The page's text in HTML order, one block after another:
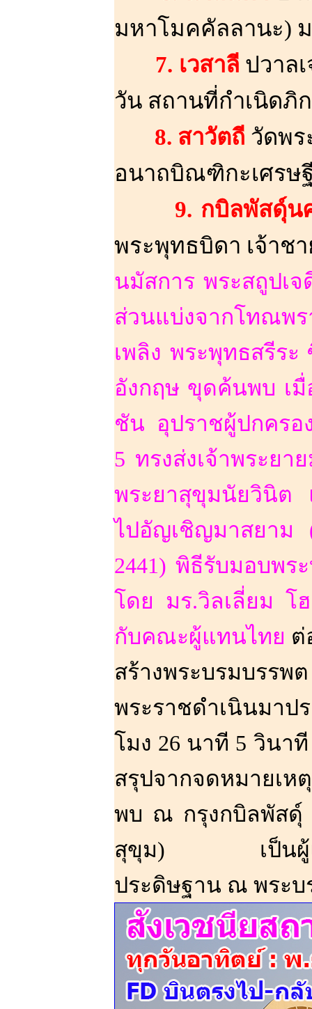
มหาโมคคัลลานะ)
7. เวสาลี ปวาล
วัน สถานที่กำเนิดภิ
8. สาวัตถี วัดพร
อนาถบิณฑิกะเศรษ
9. กบิลพัสดุ์
พระพุทธบิดา เจ้าช
นมัสการ พระสถูปเ
ส่วนแบ่งจากโทณพ
เพลิง พระพุทธสรีร
อังกฤษ ขุดค้นพบ เมื่
ชัน อุปราชผู้ปกครอ
5 ทรงส่งเจ้าพระย
พระยาสุขุมนัยวินิต
ไปอัญเชิญมาสยาม
2441) พิธีรับมอบพร
โดย มร.วิลเลี่ยม โ
กับคณะผู้แทนไทย ต่
สร้างพระบรมบรรพ
พระราชดำเนินมาป
โมง 26 นาที 5 วินา
สรุปจากจดหมายเ
พบ ณ กรุงกบิลพัสดุ์
สุขุม) เป็นผู้แทน
ประดิษฐาน ณ พระบ